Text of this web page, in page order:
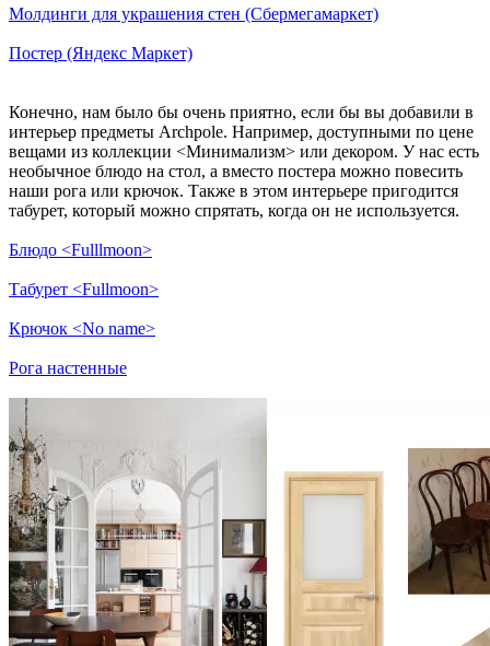
Молдинги для украшения стен (Сбермегамаркет)
Постер (Яндекс Маркет)
Конечно, нам было бы очень приятно, если бы вы добавили в
интерьер предметы Archpole. Например, доступными по цене
вещами из коллекции <Минимализм> или декором. У нас есть
необычное блюдо на стол, а вместо постера можно повесить
наши рога или крючок. Также в этом интерьере пригодится
табурет, который можно спрятать, когда он не используется.
Блюдо <Fulllmoon>
Табурет <Fullmoon>
Крючок <No name>
Рога настенные